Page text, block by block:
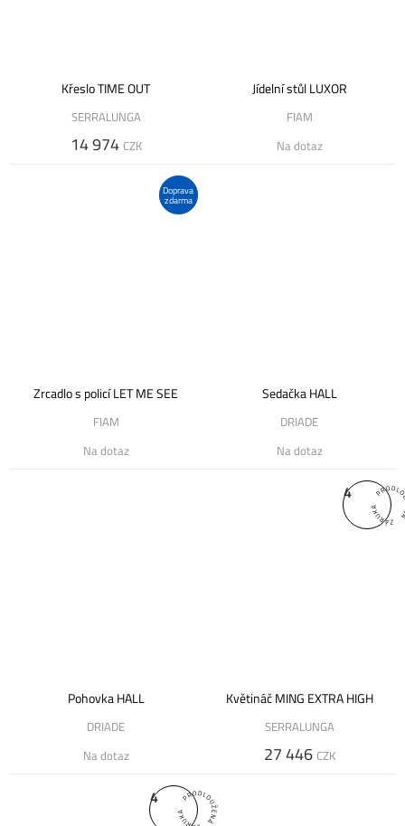
Křeslo TIME OUT
SERRALUNGA
14 974 CZK
Jídelní stůl LUXOR
FIAM
Na dotaz
Doprava
zdarma
Zrcadlo s policí LET ME SEE
FIAM
Na dotaz
Sedačka HALL
DRIADE
Na dotaz
Pohovka HALL
DRIADE
Na dotaz
4
Květináč MING EXTRA HIGH
SERRALUNGA
27 446 CZK
4